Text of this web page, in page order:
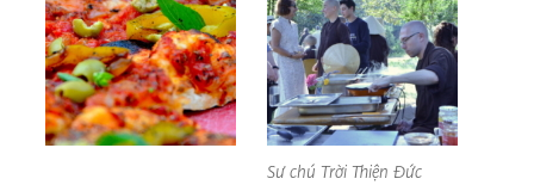
Sư chú Trời Thiện Đức